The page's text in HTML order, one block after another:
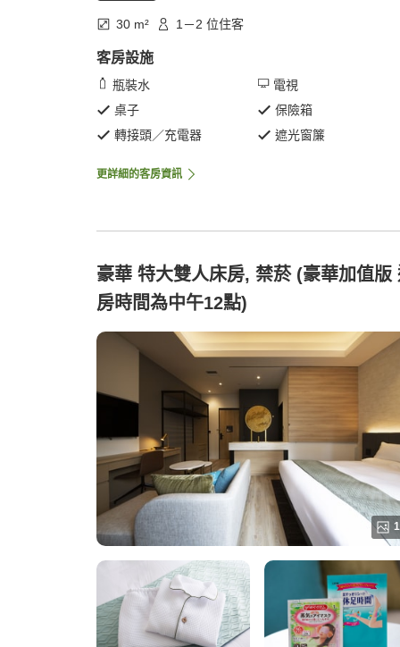
30 m² 1－2 位住客
客房設施
瓶裝水
電視
桌子
保險箱
轉接頭／充電器
遮光窗簾
更詳細的客房資訊
豪華 特大雙人床房, 禁菸 (豪華加值版 退
房時間為中午12點)